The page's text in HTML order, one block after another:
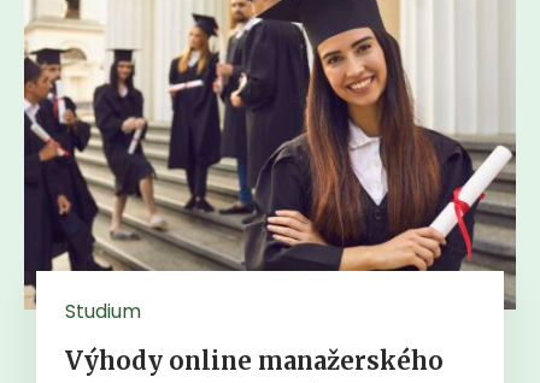
Studium
Výhody online manažerského